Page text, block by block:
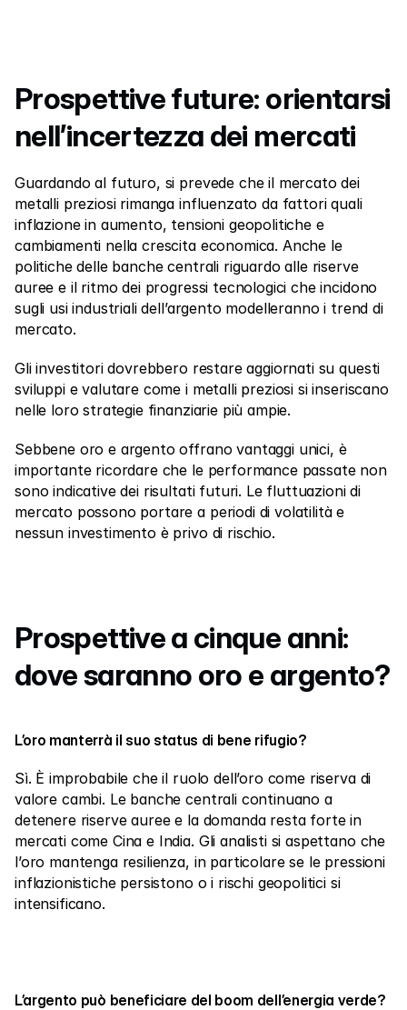
Prospettive future: orientarsi
nell’incertezza dei mercati
Guardando al futuro, si prevede che il mercato dei
metalli preziosi rimanga influenzato da fattori quali
inflazione in aumento, tensioni geopolitiche e
cambiamenti nella crescita economica. Anche le
politiche delle banche centrali riguardo alle riserve
auree e il ritmo dei progressi tecnologici che incidono
sugli usi industriali dell’argento modelleranno i trend di
mercato.
Gli investitori dovrebbero restare aggiornati su questi
sviluppi e valutare come i metalli preziosi si inseriscano
nelle loro strategie finanziarie più ampie.
Sebbene oro e argento offrano vantaggi unici, è
importante ricordare che le performance passate non
sono indicative dei risultati futuri. Le fluttuazioni di
mercato possono portare a periodi di volatilità e
nessun investimento è privo di rischio.
Prospettive a cinque anni:
dove saranno oro e argento?
L’oro manterrà il suo status di bene rifugio?
Sì. È improbabile che il ruolo dell’oro come riserva di
valore cambi. Le banche centrali continuano a
detenere riserve auree e la domanda resta forte in
mercati come Cina e India. Gli analisti si aspettano che
l’oro mantenga resilienza, in particolare se le pressioni
inflazionistiche persistono o i rischi geopolitici si
intensificano.
L’argento può beneficiare del boom dell’energia verde?